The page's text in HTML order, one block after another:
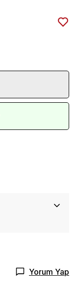
Yorum Yap